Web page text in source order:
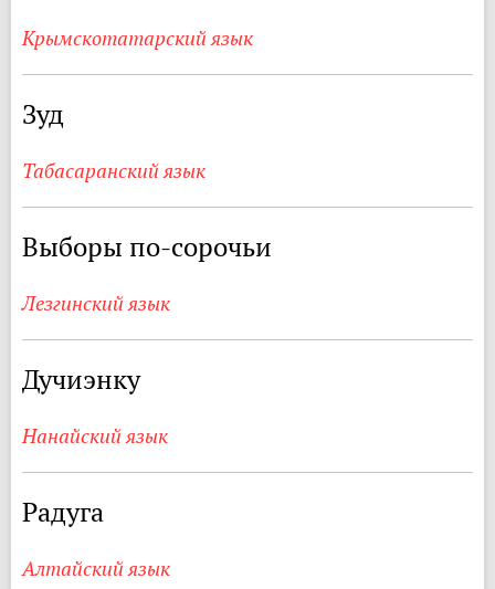
Крымскотатарский язык
Зуд
Табасаранский язык
Выборы по-сорочьи
Лезгинский язык
Дучиэнку
Нанайский язык
Радуга
Алтайский язык